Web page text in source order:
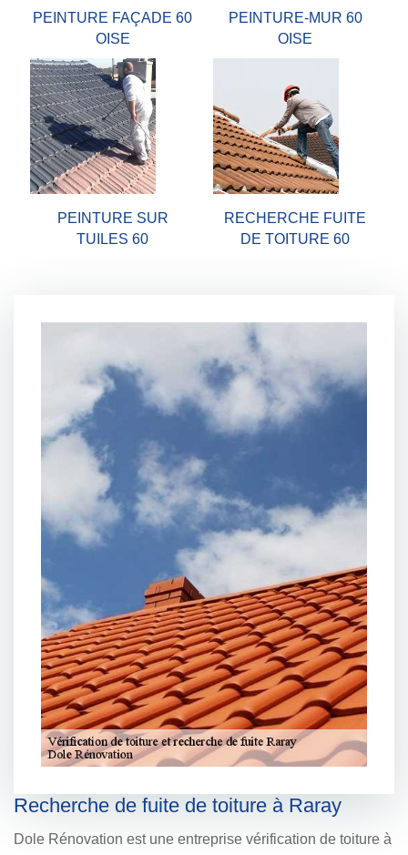
PEINTURE FAÇADE 60
OISE
PEINTURE-MUR 60
OISE
PEINTURE SUR
TUILES 60
RECHERCHE FUITE
DE TOITURE 60
Recherche de fuite de toiture à Raray
Dole Rénovation est une entreprise vérification de toiture à